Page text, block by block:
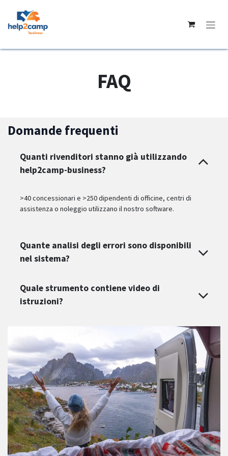
FAQ
Domande frequenti
Quanti rivenditori stanno già utilizzando
help2camp-business?
>40 concessionari e >250 dipendenti di officine, centri di
assistenza o noleggio utilizzano il nostro software.
Quante analisi degli errori sono disponibili
nel sistema?
Quale strumento contiene video di
istruzioni?